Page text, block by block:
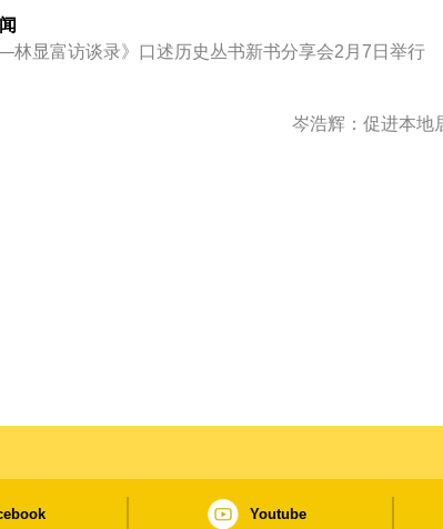
林显富访谈录》口述历史丛书新书分享会2月7日举行
岑浩辉：促进本地
Youtube